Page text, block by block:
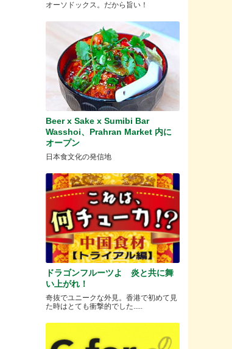
オーソドックス。だから旨い！
Beer x Sake x Sumibi Bar
Wasshoi、Prahran Market 内に
オープン
日本食文化の発信地
ドラゴンフルーツよ 炎と共に舞
い上がれ！
奇抜でユニークな外見。香港で初めて見
た時はとても衝撃的でした.....